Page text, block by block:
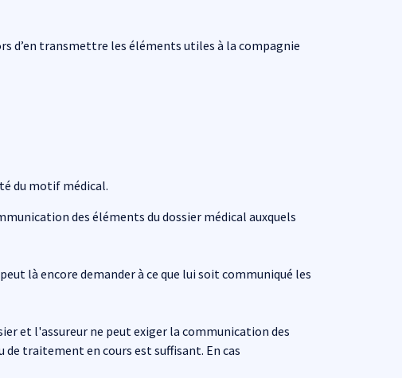
d’en transmettre les éléments utiles à la compagnie
du motif médical.
des éléments du dossier médical auxquels
là encore demander à ce que lui soit communiqué les
et l'assureur ne peut exiger la communication des
traitement en cours est suffisant. En cas